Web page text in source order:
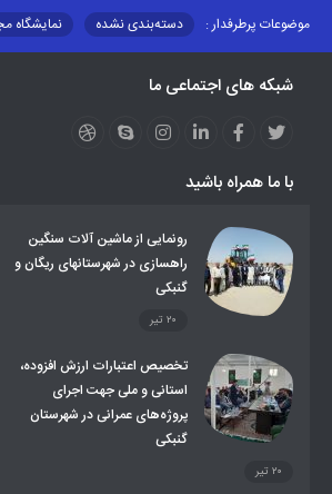
موضوعات پرطرفدار : دسته‌بندی نشده
نمایشگاه
مزایدات و مناقصات
محتوای کانون توسعه
عملکردها
عشایر استان
طرح و برنامه
روند ساماندهی عشایر داوطلب اسکان
تشکیلات اداری
شبکه های اجتماعی ما
با ما همراه باشید
رونمایی از ماشین آلات سنگین
راهسازی در شهرستانهای ریگان و
گنبکی
۲۰ تیر
تخصیص اعتبارات ارزش افزوده،
استانی و ملی جهت اجرای
پروژه‌های عمرانی در شهرستان
گنبکی
۲۰ تیر